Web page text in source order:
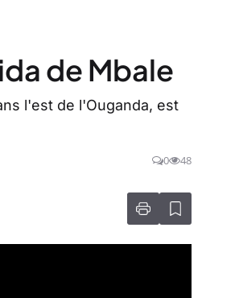
de Mbale
l'est de l'Ouganda, est
0 48